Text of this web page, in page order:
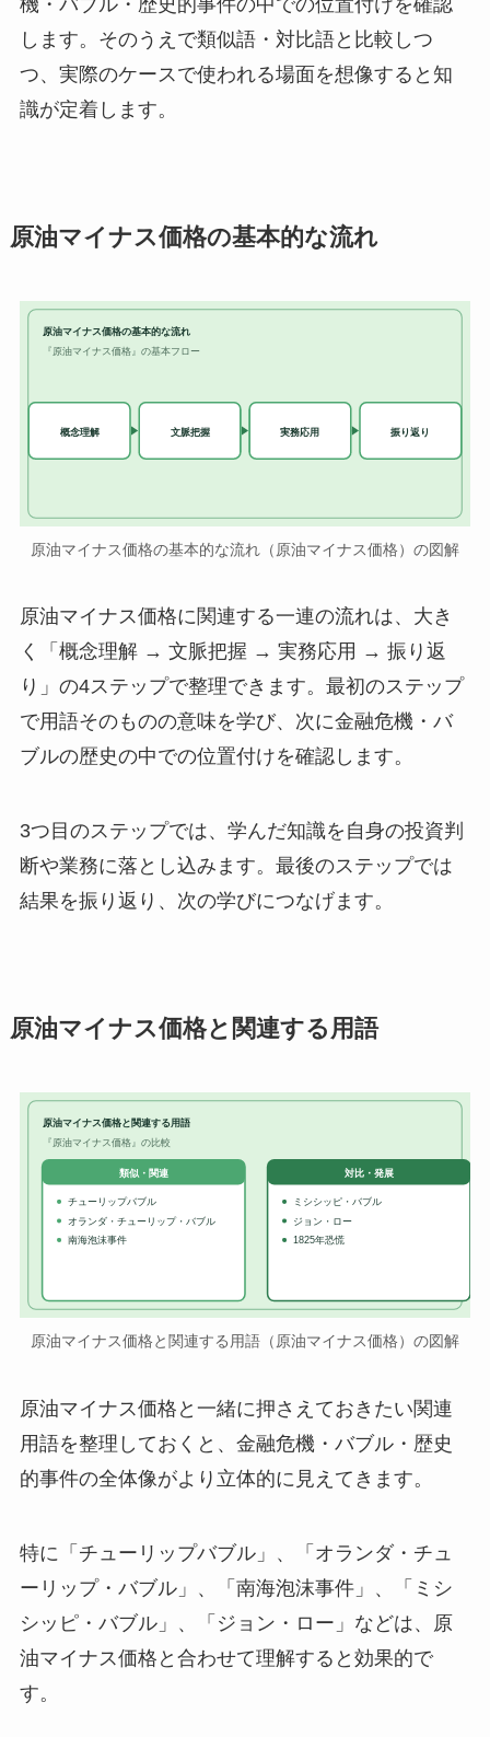
します。そのうえで類似語・対比語と比較しつ
つ、実際のケースで使われる場面を想像すると知
識が定着します。
原油マイナス価格の基本的な流れ
原油マイナス価格の基本的な流れ
『原油マイナス価格』の基本フロー
概念理解 文脈把握 実務応用 振り返り
原油マイナス価格の基本的な流れ（原油マイナス価格）の図解
原油マイナス価格に関連する一連の流れは、大き
く「概念理解 → 文脈把握 → 実務応用 → 振り返
り」の4ステップで整理できます。最初のステップ
で用語そのものの意味を学び、次に金融危機・バ
ブルの歴史の中での位置付けを確認します。
3つ目のステップでは、学んだ知識を自身の投資判
断や業務に落とし込みます。最後のステップでは
結果を振り返り、次の学びにつなげます。
原油マイナス価格と関連する用語
原油マイナス価格と関連する用語
『原油マイナス価格』の比較
類似・関連
チューリップバブル
オランダ・チューリップ・バブル
南海泡沫事件
対比・発展
ミシシッピ・バブル
ジョン・ロー
1825年恐慌
原油マイナス価格と関連する用語（原油マイナス価格）の図解
原油マイナス価格と一緒に押さえておきたい関連
用語を整理しておくと、金融危機・バブル・歴史
的事件の全体像がより立体的に見えてきます。
特に「チューリップバブル」、「オランダ・チュ
ーリップ・バブル」、「南海泡沫事件」、「ミシ
シッピ・バブル」、「ジョン・ロー」などは、原
油マイナス価格と合わせて理解すると効果的で
す。